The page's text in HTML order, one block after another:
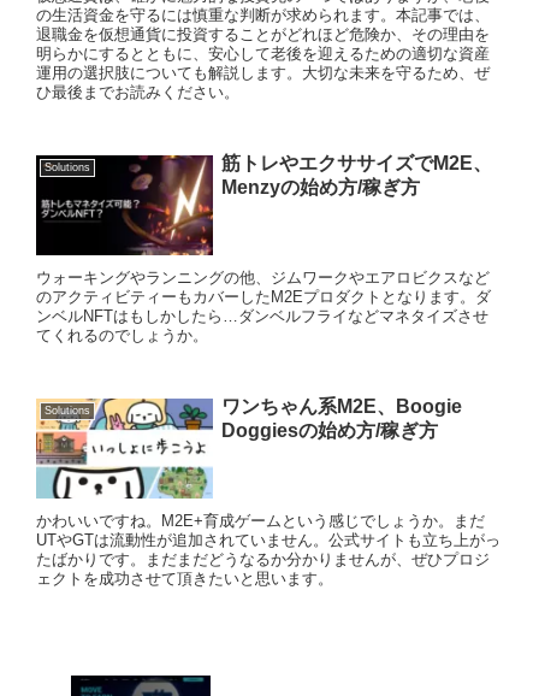
の生活資金を守るには慎重な判断が求められます。本記事では、
退職金を仮想通貨に投資することがどれほど危険か、その理由を
明らかにするとともに、安心して老後を迎えるための適切な資産
運用の選択肢についても解説します。大切な未来を守るため、ぜ
ひ最後までお読みください。
Solutions
筋トレやエクササイズでM2E、
Menzyの始め方/稼ぎ方
ウォーキングやランニングの他、ジムワークやエアロビクスなど
のアクティビティーもカバーしたM2Eプロダクトとなります。ダ
ンベルNFTはもしかしたら…ダンベルフライなどマネタイズさせ
てくれるのでしょうか。
Solutions
ワンちゃん系M2E、Boogie
Doggiesの始め方/稼ぎ方
かわいいですね。M2E+育成ゲームという感じでしょうか。まだ
UTやGTは流動性が追加されていません。公式サイトも立ち上がっ
たばかりです。まだまだどうなるか分かりませんが、ぜひプロジ
ェクトを成功させて頂きたいと思います。